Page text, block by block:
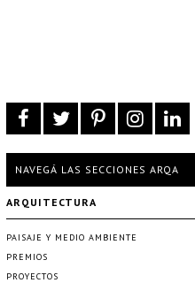
NAVEGÁ LAS SECCIONES ARQA
ARQUITECTURA
PAISAJE Y MEDIO AMBIENTE
PREMIOS
PROYECTOS